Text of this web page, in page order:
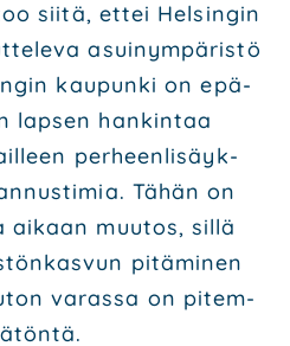
sii­tä, ettei Hel­sin­gin
asui­nym­pä­ris­tö
kau­pun­ki on epä­
lap­sen han­kin­taa
per­heen­li­säyk­
Tähän on
muu­tos, sil­lä
pitä­mi­nen
varas­sa on pitem­